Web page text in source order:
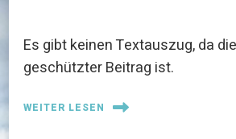
Es gibt keinen Textauszug, da
geschützter Beitrag ist.
WEITER LESEN